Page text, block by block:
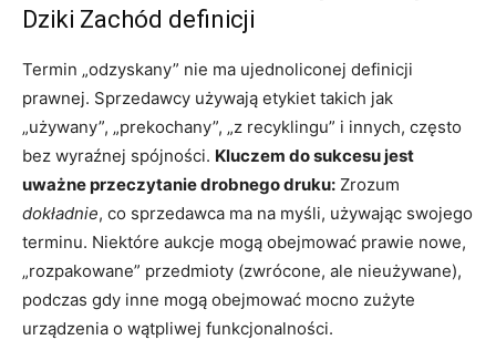
Dziki Zachód definicji
Termin „odzyskany” nie ma ujednoliconej definicji
prawnej. Sprzedawcy używają etykiet takich jak
„używany”, „prekochany”, „z recyklingu” i innych, często
bez wyraźnej spójności. Kluczem do sukcesu jest
uważne przeczytanie drobnego druku: Zrozum
dokładnie, co sprzedawca ma na myśli, używając swojego
terminu. Niektóre aukcje mogą obejmować prawie nowe,
„rozpakowane” przedmioty (zwrócone, ale nieużywane),
podczas gdy inne mogą obejmować mocno zużyte
urządzenia o wątpliwej funkcjonalności.